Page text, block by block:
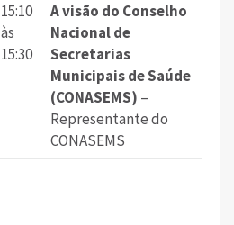
15:10
às
15:30
A visão do Conselho
Nacional de
Secretarias
Municipais de Saúde
(CONASEMS) –
Representante do
CONASEMS